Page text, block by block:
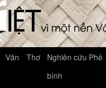
Văn Thơ
Nghiên cứu Phê
bình